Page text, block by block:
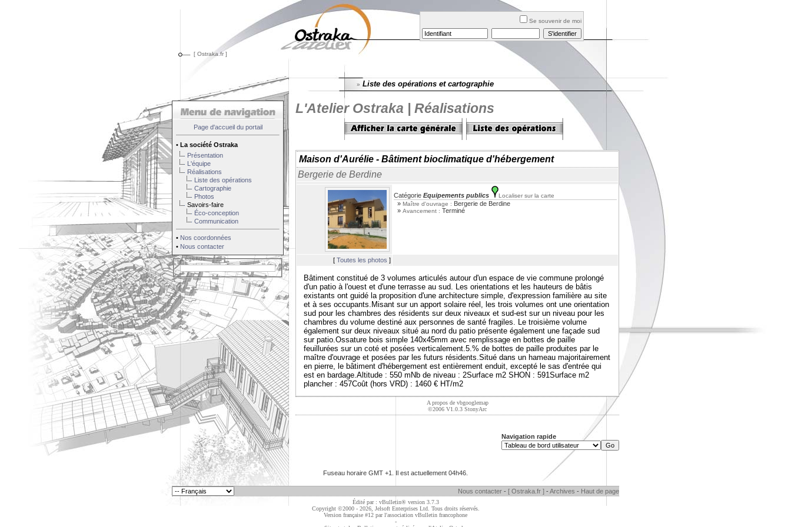
Se souvenir de moi
[ Ostraka.fr ]
» Liste des opérations et cartographie
Page d'accueil du portail
• La société Ostraka
Présentation
L'équipe
Réalisations
Liste des opérations
Cartographie
Photos
Savoirs-faire
Éco-conception
Communication
• Nos coordonnées
• Nous contacter
Légende
L'Atelier Ostraka | Réalisations
Maison d'Aurélie - Bâtiment bioclimatique d'hébergement
Bergerie de Berdine
Catégorie Equipements publics Localiser sur la carte
» Maître d'ouvrage : Bergerie de Berdine
» Avancement : Terminé
[ Toutes les photos ]
Bâtiment constitué de 3 volumes articulés autour d'un espace de vie commune prolongé
d'un patio à l'ouest et d'une terrasse au sud. Les orientations et les hauteurs de bâtis
existants ont guidé la proposition d'une architecture simple, d'expression familière au site
et à ses occupants.Misant sur un apport solaire réel, les trois volumes ont une orientation
sud pour les chambres des résidents sur deux niveaux et sud-est sur un niveau pour les
chambres du volume destiné aux personnes de santé fragiles. Le troisième volume
également sur deux niveaux situé au nord du patio présente également une façade sud
sur patio.Ossature bois simple 140x45mm avec remplissage en bottes de paille
feuillurées sur un coté et posées verticalement.5.% de bottes de paille produites par le
maître d'ouvrage et posées par les futurs résidents.Situé dans un hameau majoritairement
en pierre, le bâtiment d'hébergement est entièrement enduit, excepté le sas d'entrée qui
est en bardage.Altitude : 550 mNb de niveau : 2Surface m2 SHON : 591Surface m2
plancher : 457Coût (hors VRD) : 1460 € HT/m2
A propos de vbgooglemap
©2006 V1.0.3 StonyArc
Navigation rapide
Fuseau horaire GMT +1. Il est actuellement 04h46
Nous contacter - [ Ostraka.fr ] - Archives - Haut de page
Édité par : vBulletin® version 3.7.3
Copyright ©2000 - 2026, Jelsoft Enterprises Ltd. Tous droits réservés.
Version française #12 parl'association vBulletin francophone
-